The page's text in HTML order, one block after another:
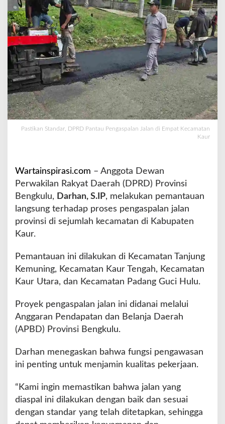
R
D
P
a
n
a
u
P
e
n
g
a
n
J
a
i
E
t
K
a
a
n
K
Pastikan Standar, DPRD Pantau Pengaspalan Jalan di Empat Kecamatan
Kaur
Wartainspirasi.com – Anggota Dewan
Perwakilan Rakyat Daerah (DPRD) Provinsi
Bengkulu, Darhan, S.IP, melakukan pemantauan
langsung terhadap proses pengaspalan jalan
provinsi di sejumlah kecamatan di Kabupaten
Kaur.
Pemantauan ini dilakukan di Kecamatan Tanjung
Kemuning, Kecamatan Kaur Tengah, Kecamatan
Kaur Utara, dan Kecamatan Padang Guci Hulu.
Proyek pengaspalan jalan ini didanai melalui
Anggaran Pendapatan dan Belanja Daerah
(APBD) Provinsi Bengkulu.
Darhan menegaskan bahwa fungsi pengawasan
ini penting untuk menjamin kualitas pekerjaan.
“Kami ingin memastikan bahwa jalan yang
diaspal ini dilakukan dengan baik dan sesuai
dengan standar yang telah ditetapkan, sehingga